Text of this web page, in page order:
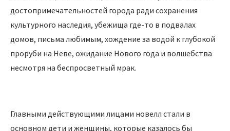
достопримечательностей города ради сохранения
культурного наследия, убежища где-то в подвалах
домов, письма любимым, хождение за водой к глубокой
проруби на Неве, ожидание Нового года и волшебства
несмотря на беспросветный мрак.
Главными действующими лицами новелл стали в
основном дети и женщины, которые казалось бы